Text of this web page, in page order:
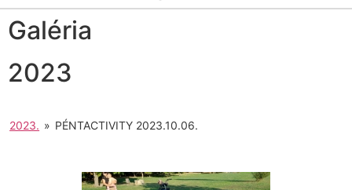
Galéria
2023
2023. » PÉNTACTIVITY 2023.10.06.